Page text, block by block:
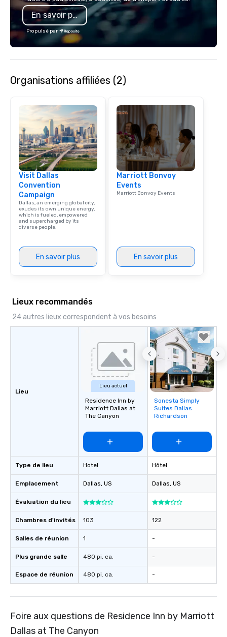
En savoir plus
Propulsé par
Organisations affiliées (2)
Visit Dallas
Convention
Campaign
Dallas, an emerging global city,
exudes its own unique energy,
which is fueled, empowered
and supercharged by its
diverse people.
En savoir plus
Marriott Bonvoy
Events
Marriott Bonvoy Events
En savoir plus
Lieux recommandés
24 autres lieux correspondent à vos besoins
Lieu
Type de lieu
Emplacement
Évaluation du lieu
Chambres d'invités
Salles de réunion
Plus grande salle
Espace de réunion
Lieu actuel
Residence Inn by
Marriott Dallas at
The Canyon
Hotel
Dallas, US
103
1
480 pi. ca.
480 pi. ca.
Removed from
favorites
Sonesta Simply
Suites Dallas
Richardson
Hôtel
Dallas, US
122
-
-
-
Foire aux questions de Residence Inn by Marriott
Dallas at The Canyon